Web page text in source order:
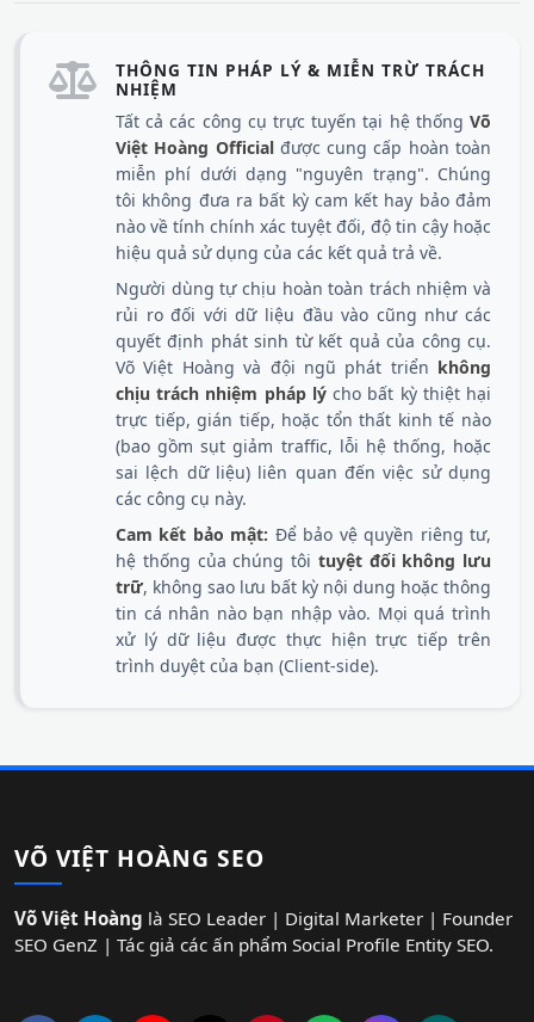
THÔNG TIN PHÁP LÝ & MIỄN TRỪ TRÁCH
NHIỆM
Tất cả các công cụ trực tuyến tại hệ thống Võ
Việt Hoàng Officialđược cung cấp hoàn toàn
miễn phí dưới dạng "nguyên trạng". Chúng
tôi không đưa ra bất kỳ cam kết hay bảo đảm
nào về tính chính xác tuyệt đối, độ tin cậy hoặc
hiệu quả sử dụng của các kết quả trả về.
Người dùng tự chịu hoàn toàn trách nhiệm và
rủi ro đối với dữ liệu đầu vào cũng như các
quyết định phát sinh từ kết quả của công cụ.
Võ Việt Hoàng và đội ngũ phát triển không
chịu trách nhiệm pháp lýcho bất kỳ thiệt hại
trực tiếp, gián tiếp, hoặc tổn thất kinh tế nào
(bao gồm sụt giảm traffic, lỗi hệ thống, hoặc
sai lệch dữ liệu) liên quan đến việc sử dụng
các công cụ này.
Cam kết bảo mật: Để bảo vệ quyền riêng tư,
hệ thống của chúng tôi tuyệt đối không lưu
trữ, không sao lưu bất kỳ nội dung hoặc thông
tin cá nhân nào bạn nhập vào. Mọi quá trình
xử lý dữ liệu được thực hiện trực tiếp trên
trình duyệt của bạn (Client-side).
VÕ VIỆT HOÀNG SEO
Võ Việt Hoàng là SEO Leader | Digital Marketer | Founder
SEO GenZ | Tác giả các ấn phẩm Social Profile Entity SEO.